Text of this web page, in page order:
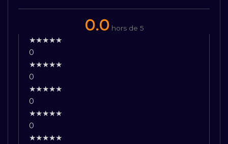
0.0 hors de 5
★★★★★
0
★★★★★
0
★★★★★
0
★★★★★
0
★★★★★